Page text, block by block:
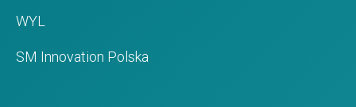
WYL
SM Innovation Polska